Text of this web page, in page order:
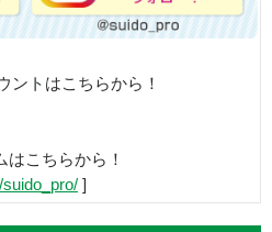
トはこちらから！
こちらから！
]